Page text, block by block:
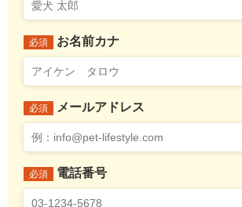
必須 お名前カナ
必須 メールアドレス
必須 電話番号